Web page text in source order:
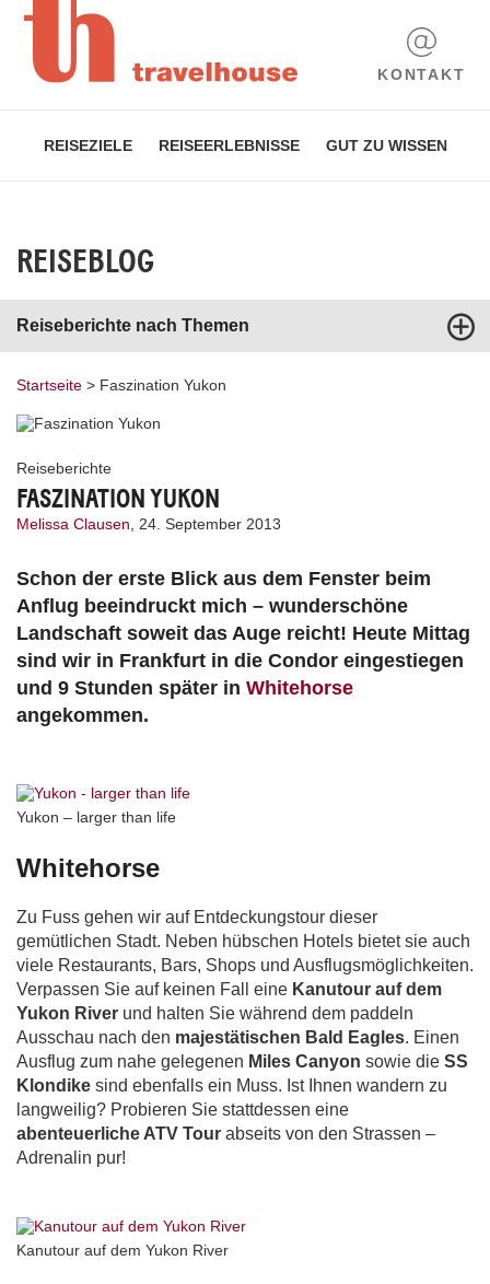
KONTAKT
REISEZIELE REISEERLEBNISSE GUT ZU WISSEN
REISEBLOG
Reiseberichte nach Themen
Startseite > Faszination Yukon
Reiseberichte
FASZINATION YUKON
Melissa Clausen, 24. September 2013
Schon der erste Blick aus dem Fenster beim
Anflug beeindruckt mich – wunderschöne
Landschaft soweit das Auge reicht! Heute Mittag
sind wir in Frankfurt in die Condor eingestiegen
und 9 Stunden später in Whitehorse
angekommen.
Yukon – larger than life
Whitehorse
Zu Fuss gehen wir auf Entdeckungstour dieser
gemütlichen Stadt. Neben hübschen Hotels bietet sie auch
viele Restaurants, Bars, Shops und Ausflugsmöglichkeiten.
Verpassen Sie auf keinen Fall eine Kanutour auf dem
Yukon River und halten Sie während dem paddeln
Ausschau nach den majestätischen Bald Eagles. Einen
Ausflug zum nahe gelegenen Miles Canyon sowie die SS
Klondike sind ebenfalls ein Muss. Ist Ihnen wandern zu
langweilig? Probieren Sie stattdessen eine
abenteuerliche ATV Tour abseits von den Strassen –
Adrenalin pur!
Kanutour auf dem Yukon River